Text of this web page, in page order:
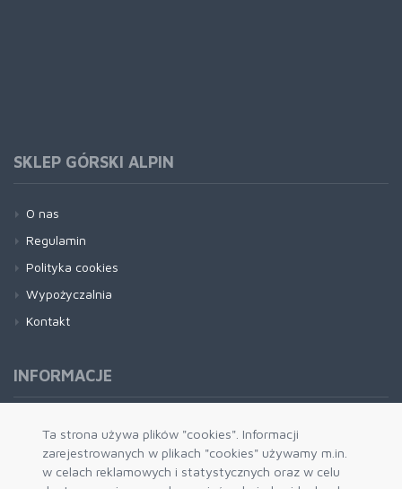
Ta strona używa plików "cookies". Informacji
zarejestrowanych w plikach "cookies" używamy m.in.
w celach reklamowych i statystycznych oraz w celu
SKLEP GÓRSKI ALPIN
O nas
Regulamin
Polityka cookies
Wypożyczalnia
Kontakt
INFORMACJE
Formy płatności
Dostawa i wysyłka
Zwrot i wymiana